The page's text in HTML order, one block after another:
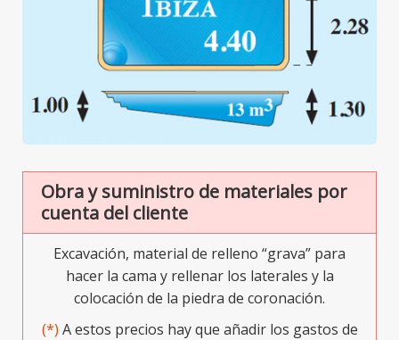
Obra y suministro de materiales por
cuenta del cliente
Excavación, material de relleno “grava” para
hacer la cama y rellenar los laterales y la
colocación de la piedra de coronación.
(*) A estos precios hay que añadir los gastos de